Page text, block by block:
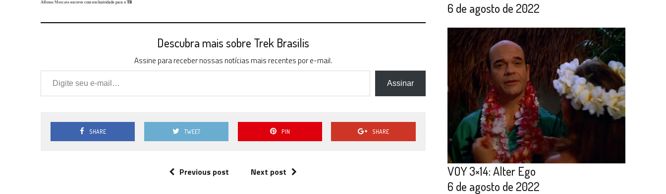
Alfonso Moscato escreve com exclusividade para o TB
Descubra mais sobre Trek Brasilis
Assine para receber nossas notícias mais recentes por e-mail.
Digite seu e-mail…
Assinar
SHARE TWEET PIN SHARE
Previous post Next post
6 de agosto de 2022
VOY 3×14: Alter Ego
6 de agosto de 2022